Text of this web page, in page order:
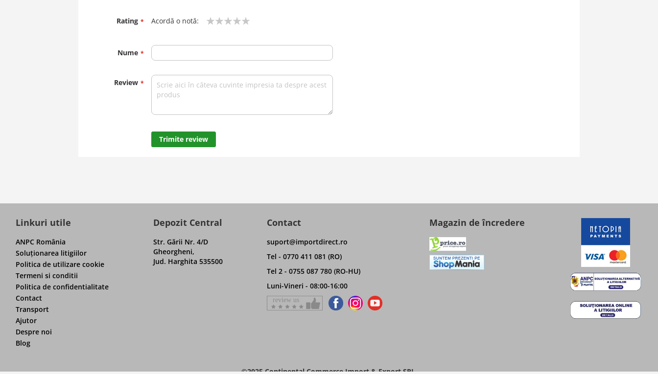
Rating
Acordă o notă:
Nume
Review
Trimite review
Linkuri utile
ANPC România
Soluţionarea litigiilor
Politica de utilizare cookie
Termeni si conditii
Politica de confidentialitate
Contact
Transport
Ajutor
Despre noi
Blog
Depozit Central
Str. Gării Nr. 4/D
Gheorgheni,
Jud. Harghita 535500
Contact
suport@importdirect.ro
Tel - 0770 411 081 (RO)
Tel 2 - 0755 087 780 (RO-HU)
Luni-Vineri - 08:00-16:00
Magazin de încredere
©2025 Continental Commerce Import & Export SRL.